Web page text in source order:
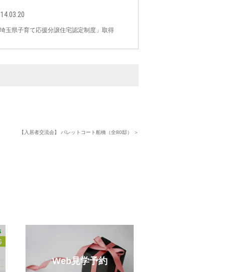
玉県子育て応援分譲住宅認定制度」取得
【入居者交流会】 パレットコート船橋（全80邸） ＞
売却のご相談